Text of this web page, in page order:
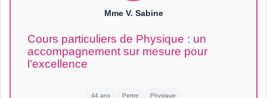
Mme V. Sabine
Cours particuliers de Physique : un
accompagnement sur mesure pour
l'excellence
44 ans Pertre Physique